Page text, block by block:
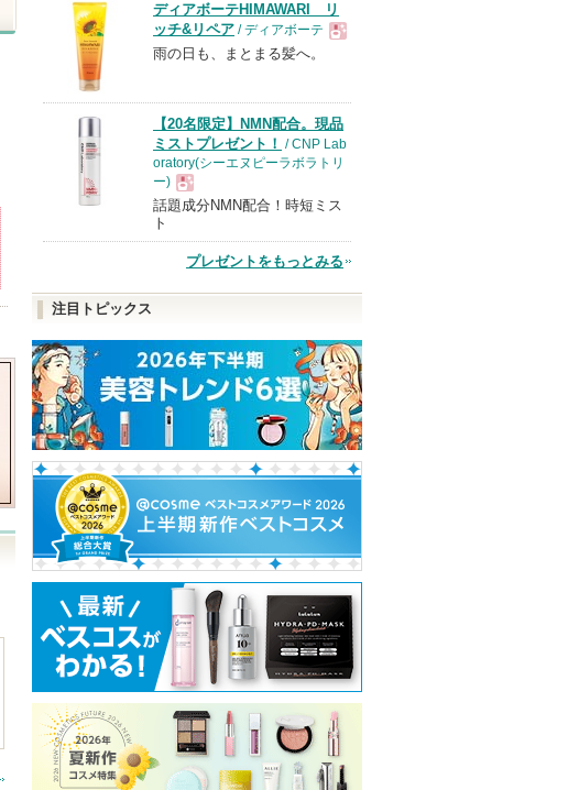
ディアボーテHIMAWARI リ
ッチ&リペア / ディアボーテ
品
雨の日も、まとまる髪へ。
【20名限定】NMN配合。現品
ミストプレゼント！ / CNP Lab
oratory(シーエヌピーラボラトリ
ー)
現
品
話題成分NMN配合！時短ミス
ト
プレゼントをもっとみる
注目トピックス